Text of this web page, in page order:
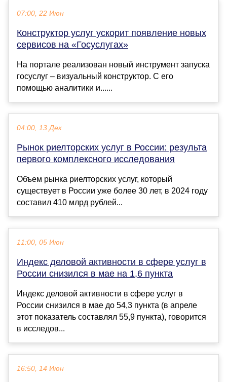
07:00, 22 Июн
Конструктор услуг ускорит появление новых
сервисов на «Госуслугах»
На портале реализован новый инструмент запуска
госуслуг – визуальный конструктор. С его
помощью аналитики и......
04:00, 13 Дек
Рынок риелторских услуг в России: результа
первого комплексного исследования
Объем рынка риелторских услуг, который
существует в России уже более 30 лет, в 2024 году
составил 410 млрд рублей...
11:00, 05 Июн
Индекс деловой активности в сфере услуг в
России снизился в мае на 1,6 пункта
Индекс деловой активности в сфере услуг в
России снизился в мае до 54,3 пункта (в апреле
этот показатель составлял 55,9 пункта), говорится
в исследов...
16:50, 14 Июн